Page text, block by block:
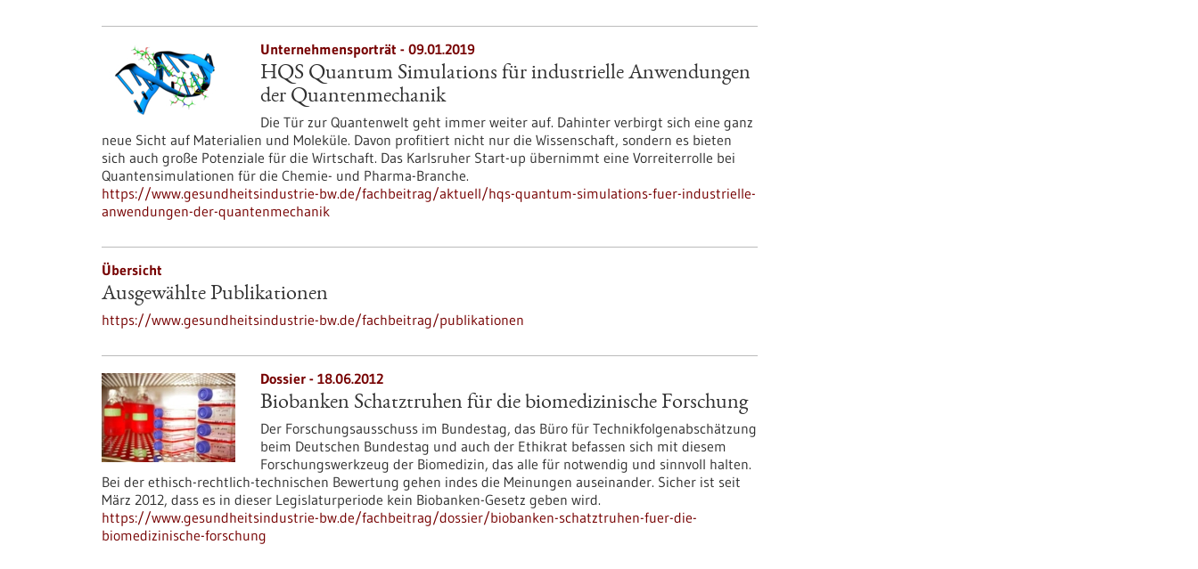
Unternehmensporträt - 09.01.2019
HQS Quantum Simulations für industrielle Anwendungen
der Quantenmechanik
Die Tür zur Quantenwelt geht immer weiter auf. Dahinter verbirgt sich eine ganz
neue Sicht auf Materialien und Moleküle. Davon profitiert nicht nur die Wissenschaft, sondern es bieten
sich auch große Potenziale für die Wirtschaft. Das Karlsruher Start-up übernimmt eine Vorreiterrolle bei
Quantensimulationen für die Chemie- und Pharma-Branche.
https://www.gesundheitsindustrie-bw.de/fachbeitrag/aktuell/hqs-quantum-simulations-fuer-industrielle-
anwendungen-der-quantenmechanik
Übersicht
Ausgewählte Publikationen
https://www.gesundheitsindustrie-bw.de/fachbeitrag/publikationen
Dossier - 18.06.2012
Biobanken Schatztruhen für die biomedizinische Forschung
Der Forschungsausschuss im Bundestag, das Büro für Technikfolgenabschätzung
beim Deutschen Bundestag und auch der Ethikrat befassen sich mit diesem
Forschungswerkzeug der Biomedizin, das alle für notwendig und sinnvoll halten.
Bei der ethisch-rechtlich-technischen Bewertung gehen indes die Meinungen auseinander. Sicher ist seit
März 2012, dass es in dieser Legislaturperiode kein Biobanken-Gesetz geben wird.
https://www.gesundheitsindustrie-bw.de/fachbeitrag/dossier/biobanken-schatztruhen-fuer-die-
biomedizinische-forschung